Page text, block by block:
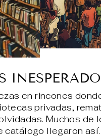
en rincones
privadas,
Muchos de
catálogo llegaron así.